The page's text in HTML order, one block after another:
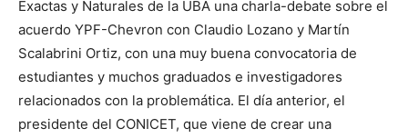
Exactas y Naturales de la UBA una charla-debate sobre el
acuerdo YPF-Chevron con Claudio Lozano y Martín
Scalabrini Ortiz, con una muy buena convocatoria de
estudiantes y muchos graduados e investigadores
relacionados con la problemática. El día anterior, el
presidente del CONICET, que viene de crear una